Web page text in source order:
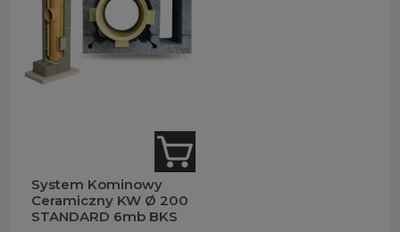
System Kominowy
Ceramiczny KW Ø 200
STANDARD 6mb BKS